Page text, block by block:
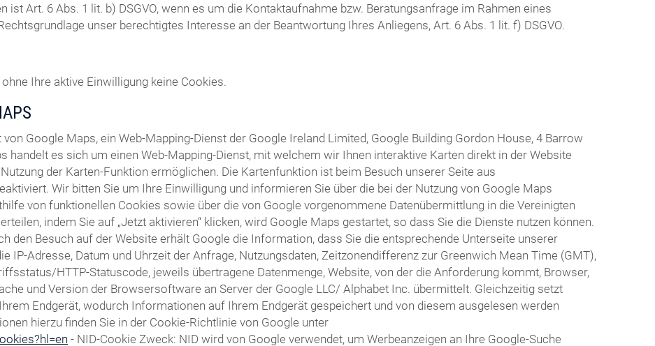
ist Art. 6 Abs. 1 lit. b) DSGVO, wenn es um die Kontaktaufnahme bzw. Beratungsanfrage im Rahmen eines
unser berechtigtes Interesse an der Beantwortung Ihres Anliegens, Art. 6 Abs. 1 lit. f) DSGVO.
Ihre aktive Einwilligung keine Cookies.
Google Maps, ein Web-Mapping-Dienst der Google Ireland Limited, Google Building Gordon House, 4 Barrow
handelt es sich um einen Web-Mapping-Dienst, mit welchem wir Ihnen interaktive Karten direkt in der Website
der Karten-Funktion ermöglichen. Die Kartenfunktion ist beim Besuch unserer Seite aus
Wir bitten Sie um Ihre Einwilligung und informieren Sie über die bei der Nutzung von Google Maps
von funktionellen Cookies sowie über die von Google vorgenommene Datenübermittlung in die Vereinigten
indem Sie auf „Jetzt aktivieren“ klicken, wird Google Maps gestartet, so dass Sie die Dienste nutzen können.
den Besuch auf der Website erhält Google die Information, dass Sie die entsprechende Unterseite unserer
IP-Adresse, Datum und Uhrzeit der Anfrage, Nutzungsdaten, Zeitzonendifferenz zur Greenwich Mean Time (GMT),
HTTP-Statuscode, jeweils übertragene Datenmenge, Website, von der die Anforderung kommt, Browser,
und Version der Browsersoftware an Server der Google LLC/ Alphabet Inc. übermittelt. Gleichzeitig setzt
Endgerät, wodurch Informationen auf Ihrem Endgerät gespeichert und von diesem ausgelesen werden
hierzu finden Sie in der Cookie-Richtlinie von Google unter
- NID-Cookie Zweck: NID wird von Google verwendet, um Werbeanzeigen an Ihre Google-Suche